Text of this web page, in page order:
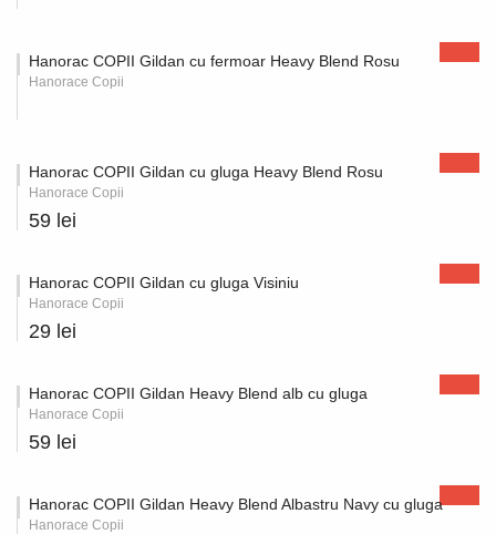
Hanorac COPII Gildan cu fermoar Heavy Blend Rosu
Hanorace Copii
Hanorac COPII Gildan cu gluga Heavy Blend Rosu
Hanorace Copii
59 lei
Hanorac COPII Gildan cu gluga Visiniu
Hanorace Copii
29 lei
Hanorac COPII Gildan Heavy Blend alb cu gluga
Hanorace Copii
59 lei
Hanorac COPII Gildan Heavy Blend Albastru Navy cu gluga
Hanorace Copii